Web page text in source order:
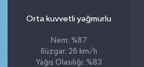
Orta kuvvetli yağmurlu
Nem: %87
Rüzgar: 26 km/h
Yağış Olasılığı: %83